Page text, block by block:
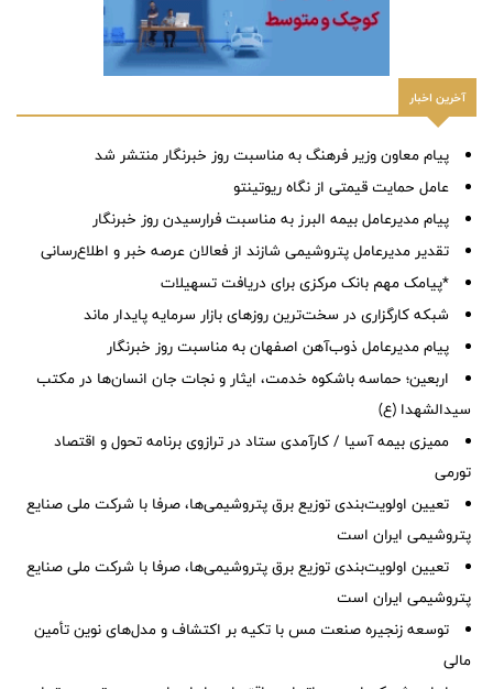
آخرین اخبار
پیام معاون وزیر فرهنگ به مناسبت روز خبرنگار منتشر شد
عامل حمایت قیمتی از نگاه ریوتینتو
پیام مدیرعامل بیمه البرز به مناسبت فرارسیدن روز خبرنگار
تقدیر مدیرعامل پتروشیمی شازند از فعالان عرصه خبر و اطلاع‌رسانی
*پیامک مهم بانک مرکزی برای دریافت تسهیلات
شبکه کارگزاری در سخت‌ترین روزهای بازار سرمایه پایدار ماند
پیام مدیرعامل ذوب‌آهن اصفهان به مناسبت روز خبرنگار
اربعین؛ حماسه باشکوه خدمت، ایثار و نجات جان انسان‌ها در مکتب
سیدالشهدا (ع)
ممیزی بیمه آسیا / کارآمدی ستاد در ترازوی برنامه تحول و اقتصاد
تورمی
تعیین اولویت‌بندی توزیع برق پتروشیمی‌ها، صرفا با شرکت ملی صنایع
پتروشیمی ایران است
تعیین اولویت‌بندی توزیع برق پتروشیمی‌ها، صرفا با شرکت ملی صنایع
پتروشیمی ایران است
توسعه زنجیره صنعت مس با تکیه بر اکتشاف و مدل‌های نوین تأمین
مالی